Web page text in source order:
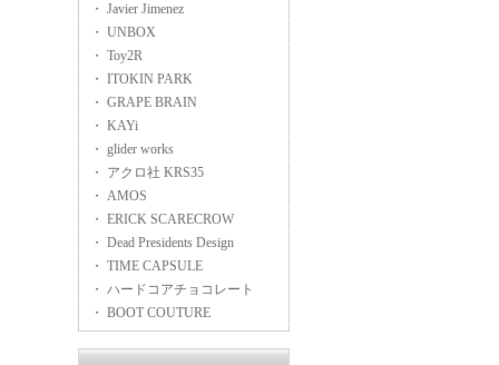
・ Javier Jimenez
・ UNBOX
・ Toy2R
・ ITOKIN PARK
・ GRAPE BRAIN
・ KAYi
・ glider works
・ アクロ社 KRS35
・ AMOS
・ ERICK SCARECROW
・ Dead Presidents Design
・ TIME CAPSULE
・ ハードコアチョコレート
・ BOOT COUTURE